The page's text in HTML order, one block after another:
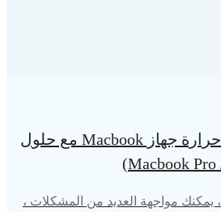
إصلاح ارتفاع درجة حرارة جهاز Macbook مع حلول
أثناء استخدام MacBook ، يمكنك مواجهة العديد من المشكلات ،